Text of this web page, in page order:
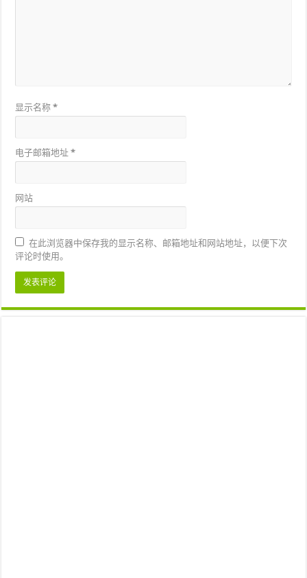
显示名称*
电子邮箱地址*
网站
在此浏览器中保存我的显示名称、邮箱地址和网站地址，以便下次
评论时使用。